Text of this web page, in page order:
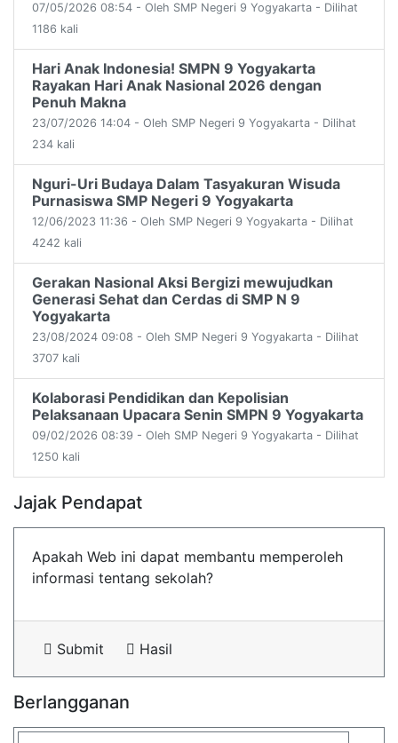
07/05/2026 08:54 - Oleh SMP Negeri 9 Yogyakarta - Dilihat
1186 kali
Hari Anak Indonesia! SMPN 9 Yogyakarta
Rayakan Hari Anak Nasional 2026 dengan
Penuh Makna
23/07/2026 14:04 - Oleh SMP Negeri 9 Yogyakarta - Dilihat
234 kali
Nguri-Uri Budaya Dalam Tasyakuran Wisuda
Purnasiswa SMP Negeri 9 Yogyakarta
12/06/2023 11:36 - Oleh SMP Negeri 9 Yogyakarta - Dilihat
4242 kali
Gerakan Nasional Aksi Bergizi mewujudkan
Generasi Sehat dan Cerdas di SMP N 9
Yogyakarta
23/08/2024 09:08 - Oleh SMP Negeri 9 Yogyakarta - Dilihat
3707 kali
Kolaborasi Pendidikan dan Kepolisian
Pelaksanaan Upacara Senin SMPN 9 Yogyakarta
09/02/2026 08:39 - Oleh SMP Negeri 9 Yogyakarta - Dilihat
1250 kali
Jajak Pendapat
Apakah Web ini dapat membantu memperoleh
informasi tentang sekolah?
Submit Hasil
Berlangganan